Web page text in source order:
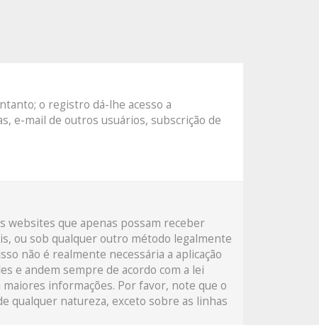
o registro dá-lhe acesso a
e-mail de outros usuários, subscrição de
websites que apenas possam receber
ou sob qualquer outro método legalmente
não é realmente necessária a aplicação
e andem sempre de acordo com a lei
informações. Por favor, note que o
qualquer natureza, exceto sobre as linhas